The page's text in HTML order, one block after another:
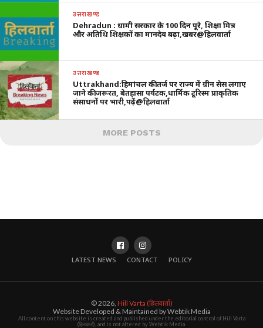
उत्तराखण्ड
Dehradun : धामी सरकार के 100 दिन पूरे, शिक्षा मित्र
और अतिथि शिक्षकों का मानदेय बढ़ा,खबर@हिलवार्ता
उत्तराखण्ड
Uttrakhand:हिमांचल की तर्ज पर राज्य में ग्रीन सेस लगाए
जाने की जरूरत, बेतहासा पर्यटक,धार्मिक टूरिस्म प्राकृतिक
संसाधनों पर भारी,पढ़ें@हिलवार्ता
MORE POSTS
LATEST NEWS CONTACT POLICY
© 2026, Hill Varta (हिलवार्ता)
Website Developed & Maintained by Webtik Media
All content on this website is created and published under the editorial control of Hill Varta
(हिलवार्ता), and is not altered by Webtik Media.